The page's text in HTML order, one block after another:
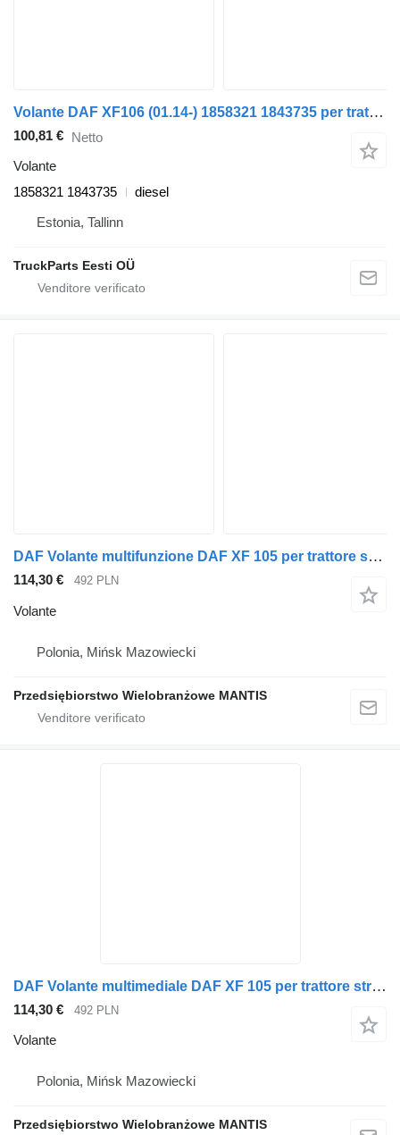
Volante DAF XF106 (01.14-) 1858321 1843735 per trattore stradale DAF XF106 (2014-)
100,81 € Netto
Volante
1858321 1843735
diesel
Estonia, Tallinn
TruckParts Eesti OÜ
DAF Volante multifunzione DAF XF 105 per trattore stradale
114,30 € 492 PLN
Volante
Polonia, Mińsk Mazowiecki
Przedsiębiorstwo Wielobranżowe MANTIS
DAF Volante multimediale DAF XF 105 per trattore stradale
114,30 € 492 PLN
Volante
Polonia, Mińsk Mazowiecki
Przedsiębiorstwo Wielobranżowe MANTIS